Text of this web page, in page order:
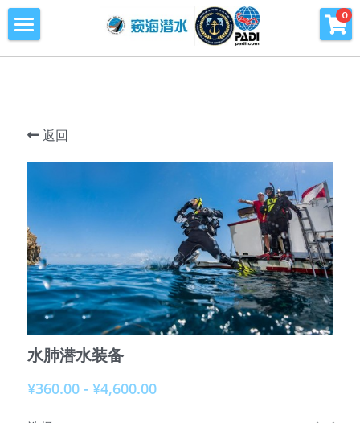
0
首页
潜水海洋公益环保
青少年潜水训练营
旅行及潜水旅行
窥海潜水训练基地
潜水知识库
PADI周边产品
会员专区
参加课程
返回
水肺潜水装备
¥360.00 - ¥4,600.00
×
商品分类